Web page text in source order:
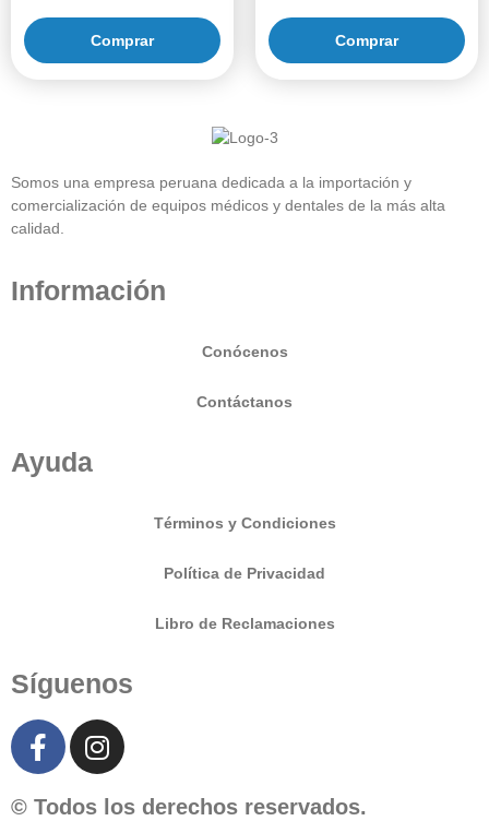
Comprar Comprar
Somos una empresa peruana dedicada a la importación y
comercialización de equipos médicos y dentales de la más alta
calidad.
Información
Conócenos
Contáctanos
Ayuda
Términos y Condiciones
Política de Privacidad
Libro de Reclamaciones
Síguenos
© Todos los derechos reservados.